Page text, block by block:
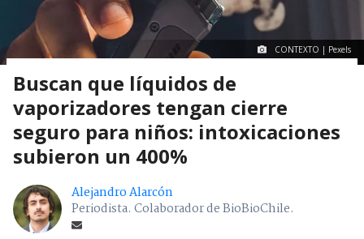
CONTEXTO | Pexels
Buscan que líquidos de
vaporizadores tengan cierre
seguro para niños: intoxicaciones
subieron un 400%
Alejandro Alarcón
Periodista. Colaborador de BioBioChile.